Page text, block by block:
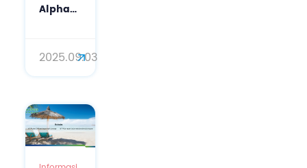
Alpha
Kulit
23089-
26-1):
Panduan
Lengkap
2025.09.03